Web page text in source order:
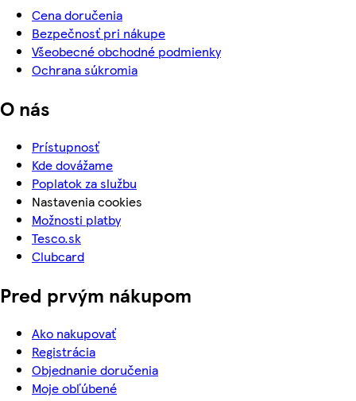
Cena doručenia
Bezpečnosť pri nákupe
Všeobecné obchodné podmienky
Ochrana súkromia
O nás
Prístupnosť
Kde dovážame
Poplatok za službu
Nastavenia cookies
Možnosti platby
Tesco.sk
Clubcard
Pred prvým nákupom
Ako nakupovať
Registrácia
Objednanie doručenia
Moje obľúbené